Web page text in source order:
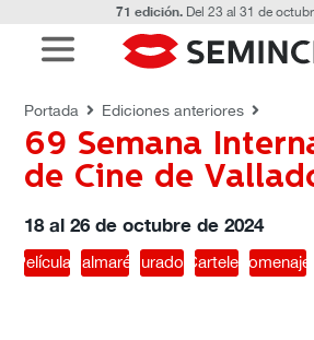
71 edición.Del 23 al 31 de
Portada Ediciones anteriores
69 Semana
de Cine de
18 al 26 de octubre de 2024
Películas Palmarés Jurados Carteles
2024 - 69 Edición